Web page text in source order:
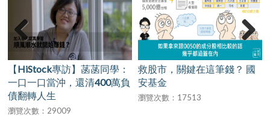
【HiStock專訪】菡菡同學：
一口一口當沖，還清400萬負
債翻轉人生
瀏覽次數：29009
救股市，關鍵在這筆錢？ 國
安基金
瀏覽次數：17513
Previous Next